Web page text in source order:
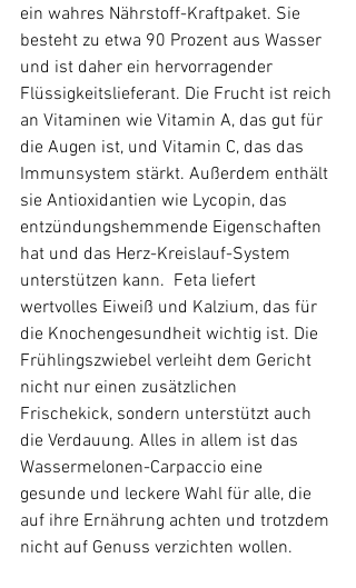
ein wahres Nährstoff-Kraftpaket. Sie
besteht zu etwa 90 Prozent aus Wasser
und ist daher ein hervorragender
Flüssigkeitslieferant. Die Frucht ist reich
an Vitaminen wie Vitamin A, das gut für
die Augen ist, und Vitamin C, das das
Immunsystem stärkt. Außerdem enthält
sie Antioxidantien wie Lycopin, das
entzündungshemmende Eigenschaften
hat und das Herz-Kreislauf-System
unterstützen kann.  Feta liefert
wertvolles Eiweiß und Kalzium, das für
die Knochengesundheit wichtig ist. Die
Frühlingszwiebel verleiht dem Gericht
nicht nur einen zusätzlichen
Frischekick, sondern unterstützt auch
die Verdauung. Alles in allem ist das
Wassermelonen-Carpaccio eine
gesunde und leckere Wahl für alle, die
auf ihre Ernährung achten und trotzdem
nicht auf Genuss verzichten wollen.